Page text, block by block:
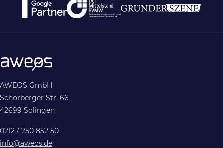
AWEOS GmbH
Schorberger Str. 66
42699 Solingen
0212 / 250 852 50
info@aweos.de